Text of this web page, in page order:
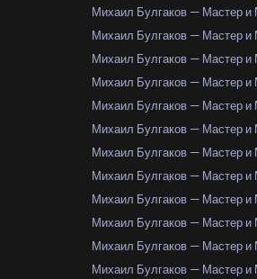
Михаил Булгаков — Мастер и
Михаил Булгаков — Мастер и
Михаил Булгаков — Мастер и
Михаил Булгаков — Мастер и
Михаил Булгаков — Мастер и
Михаил Булгаков — Мастер и
Михаил Булгаков — Мастер и
Михаил Булгаков — Мастер и
Михаил Булгаков — Мастер и
Михаил Булгаков — Мастер и
Михаил Булгаков — Мастер и
Михаил Булгаков — Мастер и